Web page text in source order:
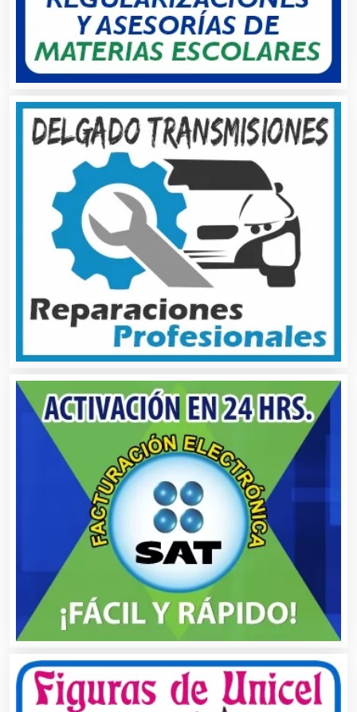
Bancos
Banquetes
Bares y Cantinas
Basculas
Bebidas
Bordados y Estampados
Boutiques
Buceo
Cafeterías
Cajas de Ahorro
Cámaras de Comercio
Camiones para Fletes